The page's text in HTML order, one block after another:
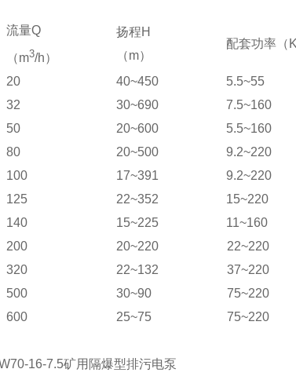
流量Q
（m3/h）
扬程H
（m）
配套功率（
20 40~450
5.5~55
32 30~690
7.5~160
50 20~600
5.5~160
80 20~500
9.2~220
100 17~391
9.2~220
125 22~352
15~220
140 15~225
11~160
200 20~220
22~220
320 22~132
37~220
500 30~90
75~220
600 25~75 75~220
16-7.5矿用隔爆型排污电泵